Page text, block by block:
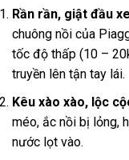
Rần rần, giật đầu
chuông nồi của
tốc độ thấp (10 –
truyền lên tận tay lái.
Kêu xào xào, lộc
méo, ắc nồi bị lỏng,
nước lọt vào.